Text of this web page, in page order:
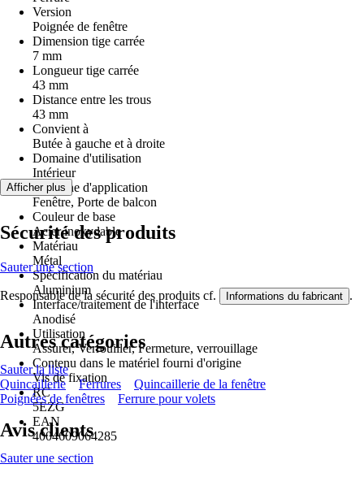
Version
Poignée de fenêtre
Dimension tige carrée
7 mm
Longueur tige carrée
43 mm
Distance entre les trous
43 mm
Convient à
Butée à gauche et à droite
Domaine d'utilisation
Intérieur
Domaine d'application
Fenêtre, Porte de balcon
Couleur de base
Acier inoxydable
Matériau
Métal
Spécification du matériau
Aluminium
Interface/traitement de l'interface
Anodisé
Utilisation
Assurer, Verrouiller, Fermeture, verrouillage
Contenu dans le matériel fourni d'origine
Vis de fixation
RC
5EZG
EAN
4004609064285
Afficher plus
Sécurité des produits
Sauter une section
Responsable de la sécurité des produits cf. Informations du fabricant .
Autres catégories
Sauter la liste
Quincaillerie
Ferrures
Quincaillerie de la fenêtre
Poignées de fenêtres
Ferrure pour volets
Avis clients
Sauter une section